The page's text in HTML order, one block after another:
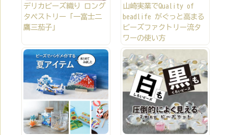
デリカビーズ織り ロング
タペストリー「一富士二
鷹三茄子」
山崎実業でQuality of
beadlife がぐっと高まる
ビーズファクトリー流タ
ワーの使い方